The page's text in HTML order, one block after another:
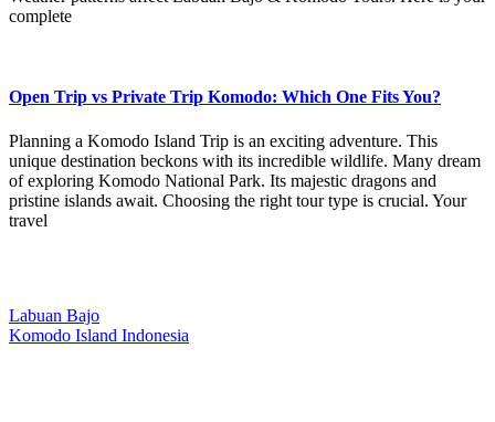
complete
Open Trip vs Private Trip Komodo: Which One Fits You?
Planning a Komodo Island Trip is an exciting adventure. This
unique destination beckons with its incredible wildlife. Many dream
of exploring Komodo National Park. Its majestic dragons and
pristine islands await. Choosing the right tour type is crucial. Your
travel
Labuan Bajo
Komodo Island Indonesia